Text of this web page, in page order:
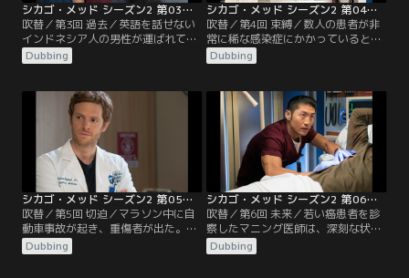
シカゴ・メッド シーズン2 第03話／吹替
吹替／第3回 過去／英語を話せない
インドネシア人の男性が運ばれてき
た。マニング医師と医学部4年生の
ジェフ・クラークは謎の病気と向き
にハルステッド医師を招く。そこで
彼はマギーの姉妹デニースと出逢
い、一家の深い秘密を知ることにな
Dubbing
シカゴ・メッド シーズン2 第04話／吹替
吹替／第4回 束縛／数人の患者が非
常に稀な感染症にかかっているとわ
かり、原因を突き止めるためチャー
ルズ医師の娘で疫学者のロビンが呼
は、かなり衰弱した状態で発見され
た高齢男性を診察するが、彼の息子
と若いガールフレンドの間では治療
法をめぐり対立する。リース医師
は、若いドラッグ依存症の患者を救
おうと奮闘し…。
Dubbing
シカゴ・メッド シーズン2 第05話／吹替
吹替／第5回 切迫／マラソン中に自
動車事故が起き、重傷者が出た。現
場での難しい処置を余儀なくされ、
ハルステッド医師とエイプリルと彼
Dubbing
シカゴ・メッド シーズン2 第06話／吹替
吹替／第6回 未来／若い癌患者を診
察したマニング医師は、深刻な状況
を苦悩しながら両親に伝える。リー
ス医師は若者ダニーが問題を抱えて
Dubbing